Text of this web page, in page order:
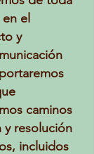
el
y
caminos
y resolución
incluidos